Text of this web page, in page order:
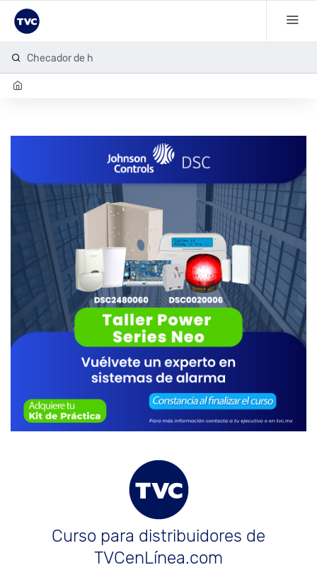
Checador de hue
Curso para distribuidores de
TVCenLínea.com